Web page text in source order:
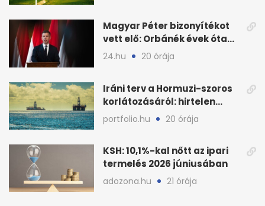
Magyar Péter bizonyítékot
vett elő: Orbánék évek óta
tudtak az energiarendszer
összeomlásáról
24.hu 20 órája
Iráni terv a Hormuzi-szoros
korlátozásáról: hirtelen
megugrott az olajár
portfolio.hu 20 órája
KSH: 10,1%-kal nőtt az ipari
termelés 2026 júniusában
adozona.hu 21 órája